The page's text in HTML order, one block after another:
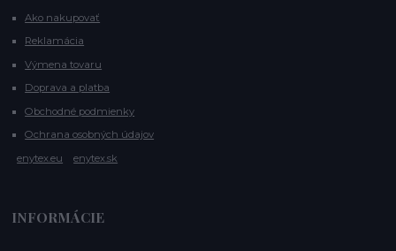
Ako nakupovať
Reklamácia
Výmena tovaru
Doprava a platba
Obchodné podmienky
Ochrana osobných údajov
enytex.eu
enytex.sk
INFORMÁCIE